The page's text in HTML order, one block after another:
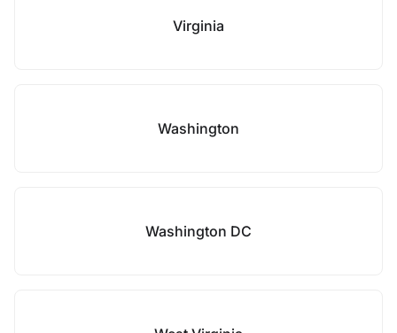
Virginia
Washington
Washington DC